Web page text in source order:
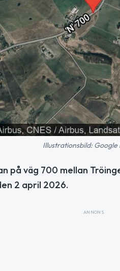
Illustrationsbild: Google
på väg 700 mellan
2 april 2026.
ANNONS